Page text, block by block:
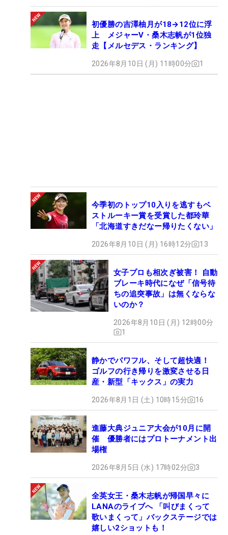
初優勝の吉澤柚月が18→12位に浮
上 メジャーV・桑木志帆が1位独
走【メルセデス・ランキング】
2026年8月10日 (月) 11時00分 1
今季初のトップ10入りを逃すもベ
ストルーキー賞を受賞した都玲華
「北海道すきだなー帰りたくない」
2026年8月10日 (月) 16時12分 13
女子プロも相次ぎ被害！ 自動
ブレーキ時代になぜ「信号待
ちの追突事故」は無くならな
いのか？
2026年8月10日 (月) 12時00分
1
静かでパワフル、そして超快適！
ゴルフの行き帰りを激変させる日
産・新型「キックス」の実力
2026年8月1日 (土) 10時15分 16
進藤大典ジュニア大会が10月に開
催 優勝者にはプロトーナメント出
場権
2026年8月5日 (水) 17時02分 3
全英女王・桑木志帆が帰国早々に
LANAのライブへ 「叫びまくって
歌いまくって」バックステージでは
嬉しい2ショットも！